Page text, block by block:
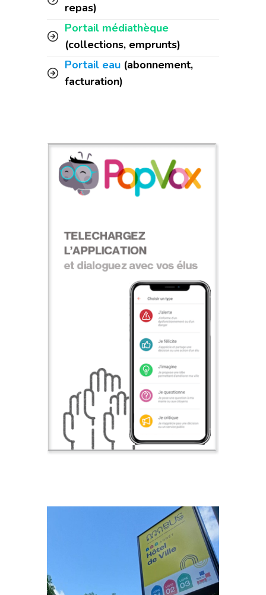
repas)
Portail médiathèque
(collections, emprunts)
Portail eau (abonnement,
facturation)